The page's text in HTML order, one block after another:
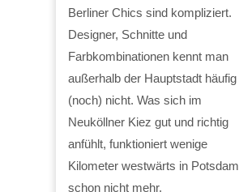
Berliner Chics sind kompliziert.
Designer, Schnitte und
Farbkombinationen kennt man
außerhalb der Hauptstadt häufig
(noch) nicht. Was sich im
Neuköllner Kiez gut und richtig
anfühlt, funktioniert wenige
Kilometer westwärts in Potsdam
schon nicht mehr.